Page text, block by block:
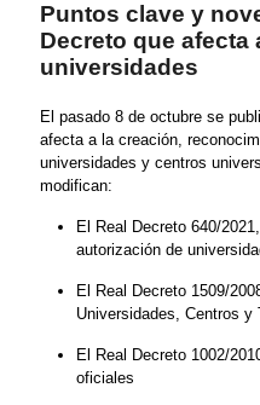
Puntos clave y
Decreto que afecta
universidades
El pasado 8 de octubre se
afecta a la creación,
universidades y centros
modifican:
El Real Decreto 640/
autorización de
El Real Decreto 1509/
Universidades, Centros y
El Real Decreto 1002/
oficiales